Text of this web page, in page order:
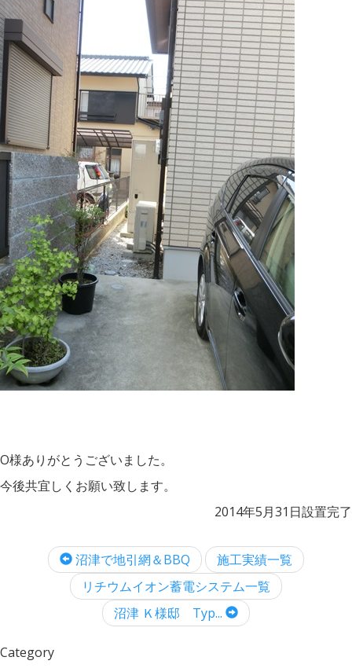
O様ありがとうございました。
今後共宜しくお願い致します。
2014年5月31日設置完了
沼津で地引網＆BBQ
施工実績一覧
リチウムイオン蓄電システム一覧
沼津 Ｋ様邸 Typ...
Category